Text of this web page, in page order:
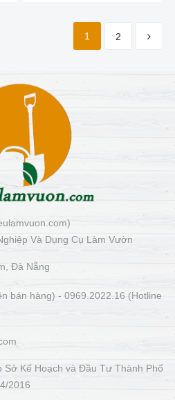
1 2
Và Dụng Cụ Làm Vườn
Đà Nẵng
bán hàng) - 0969.2022.16 (Hotline
Sở Kế Hoạch và Đầu Tư Thành Phố
2016